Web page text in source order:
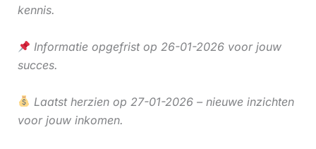
kennis.
Informatie opgefrist op 26-01-2026 voor jouw
succes.
Laatst herzien op 27-01-2026 – nieuwe inzichten
voor jouw inkomen.